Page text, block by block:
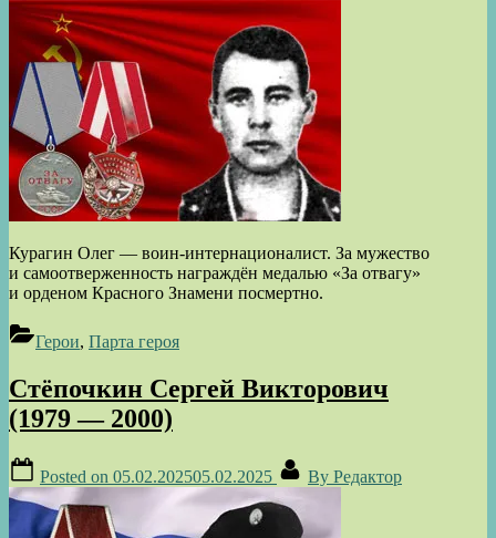
Курагин Олег — воин-интернационалист. За мужество
и самоотверженность награждён медалью «За отвагу»
и орденом Красного Знамени посмертно.
Герои, Парта героя
Стёпочкин Сергей Викторович
(1979 — 2000)
Posted on 05.02.202505.02.2025 By Редактор